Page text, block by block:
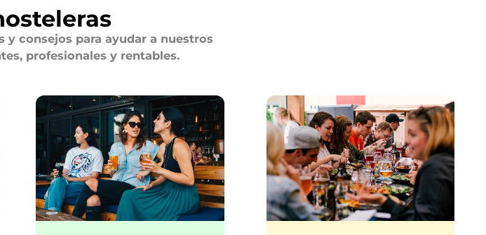
y consejos para ayudar a nuestros
profesionales y rentables.